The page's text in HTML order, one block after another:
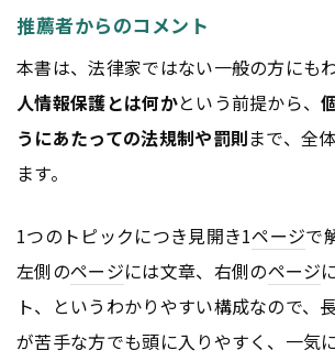
推薦者からのコメント
本書は、法律家ではない一般の方にも
人情報保護とは何かという前提から、
うにあたっての法規制や罰則まで、全
ます。
1つのトピックにつき見開き1ページで
左側のページには文章、右側のページ
ト、というわかりやすい構成なので、
が苦手な方でも頭に入りやすく、一気